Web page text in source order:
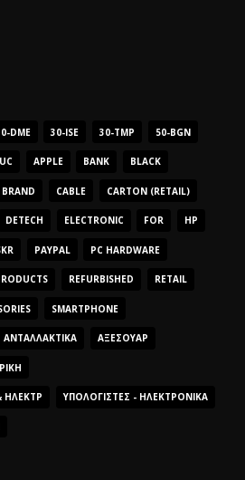
DME 30-ISE 30-TMP 50-BGN
APPLE BANK BLACK
BRAND CABLE CARTON (RETAIL)
DETECH ELECTRONIC FOR HP
PAYPAL PC HARDWARE
REFURBISHED RETAIL
SMARTPHONE
ΑΝΤΑΛΛΑΚΤΙΚΆ ΑΞΕΣΟΥΆΡ
ΗΛΕΚΤΡ ΥΠΟΛΟΓΙΣΤΈΣ - ΗΛΕΚΤΡΟΝΙΚΆ